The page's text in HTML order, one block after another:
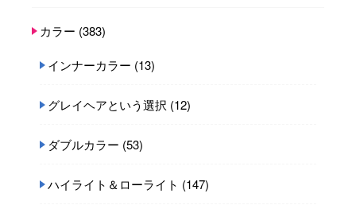
カラー (383)
インナーカラー (13)
グレイヘアという選択 (12)
ダブルカラー (53)
ハイライト＆ローライト (147)